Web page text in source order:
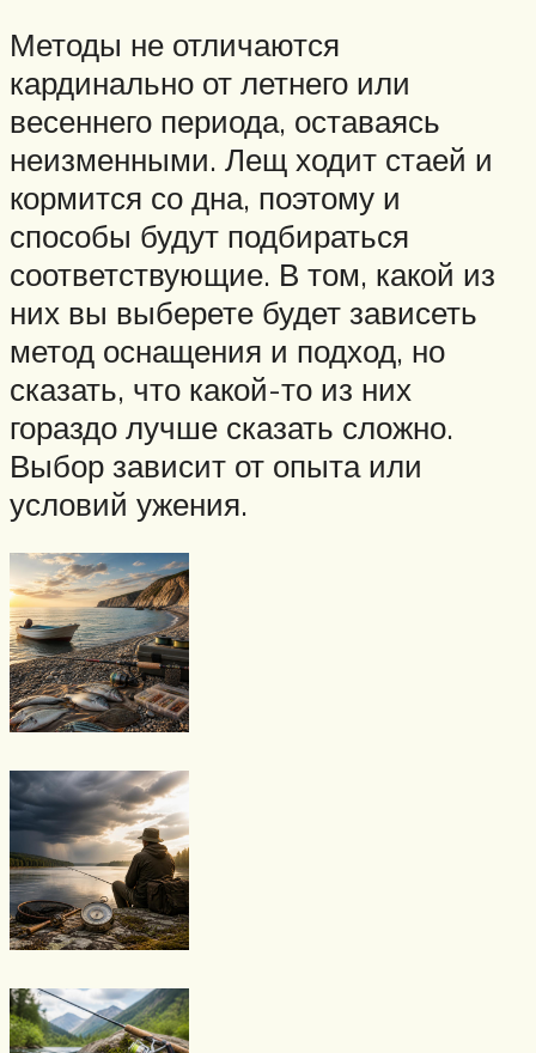
Методы не отличаются
кардинально от летнего или
весеннего периода, оставаясь
неизменными. Лещ ходит стаей и
кормится со дна, поэтому и
способы будут подбираться
соответствующие. В том, какой из
них вы выберете будет зависеть
метод оснащения и подход, но
сказать, что какой-то из них
гораздо лучше сказать сложно.
Выбор зависит от опыта или
условий ужения.